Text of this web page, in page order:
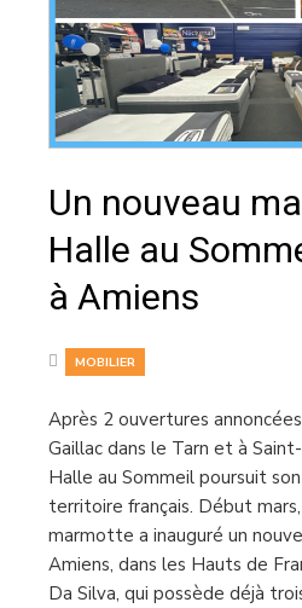
Un nouveau
Halle au
à Amiens
MOBILIER
Après 2 ouvertures
Gaillac dans le Tarn et à
Halle au Sommeil poursuit
territoire français. Début
marmotte a inauguré un
Amiens, dans les Hauts de
Da Silva, qui possède déjà